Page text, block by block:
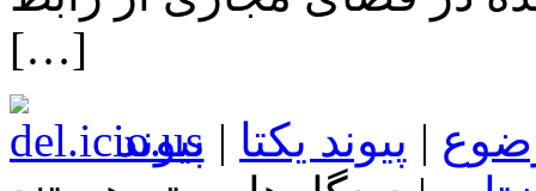
[…]
| پیوند یکتا | پیوند
برای